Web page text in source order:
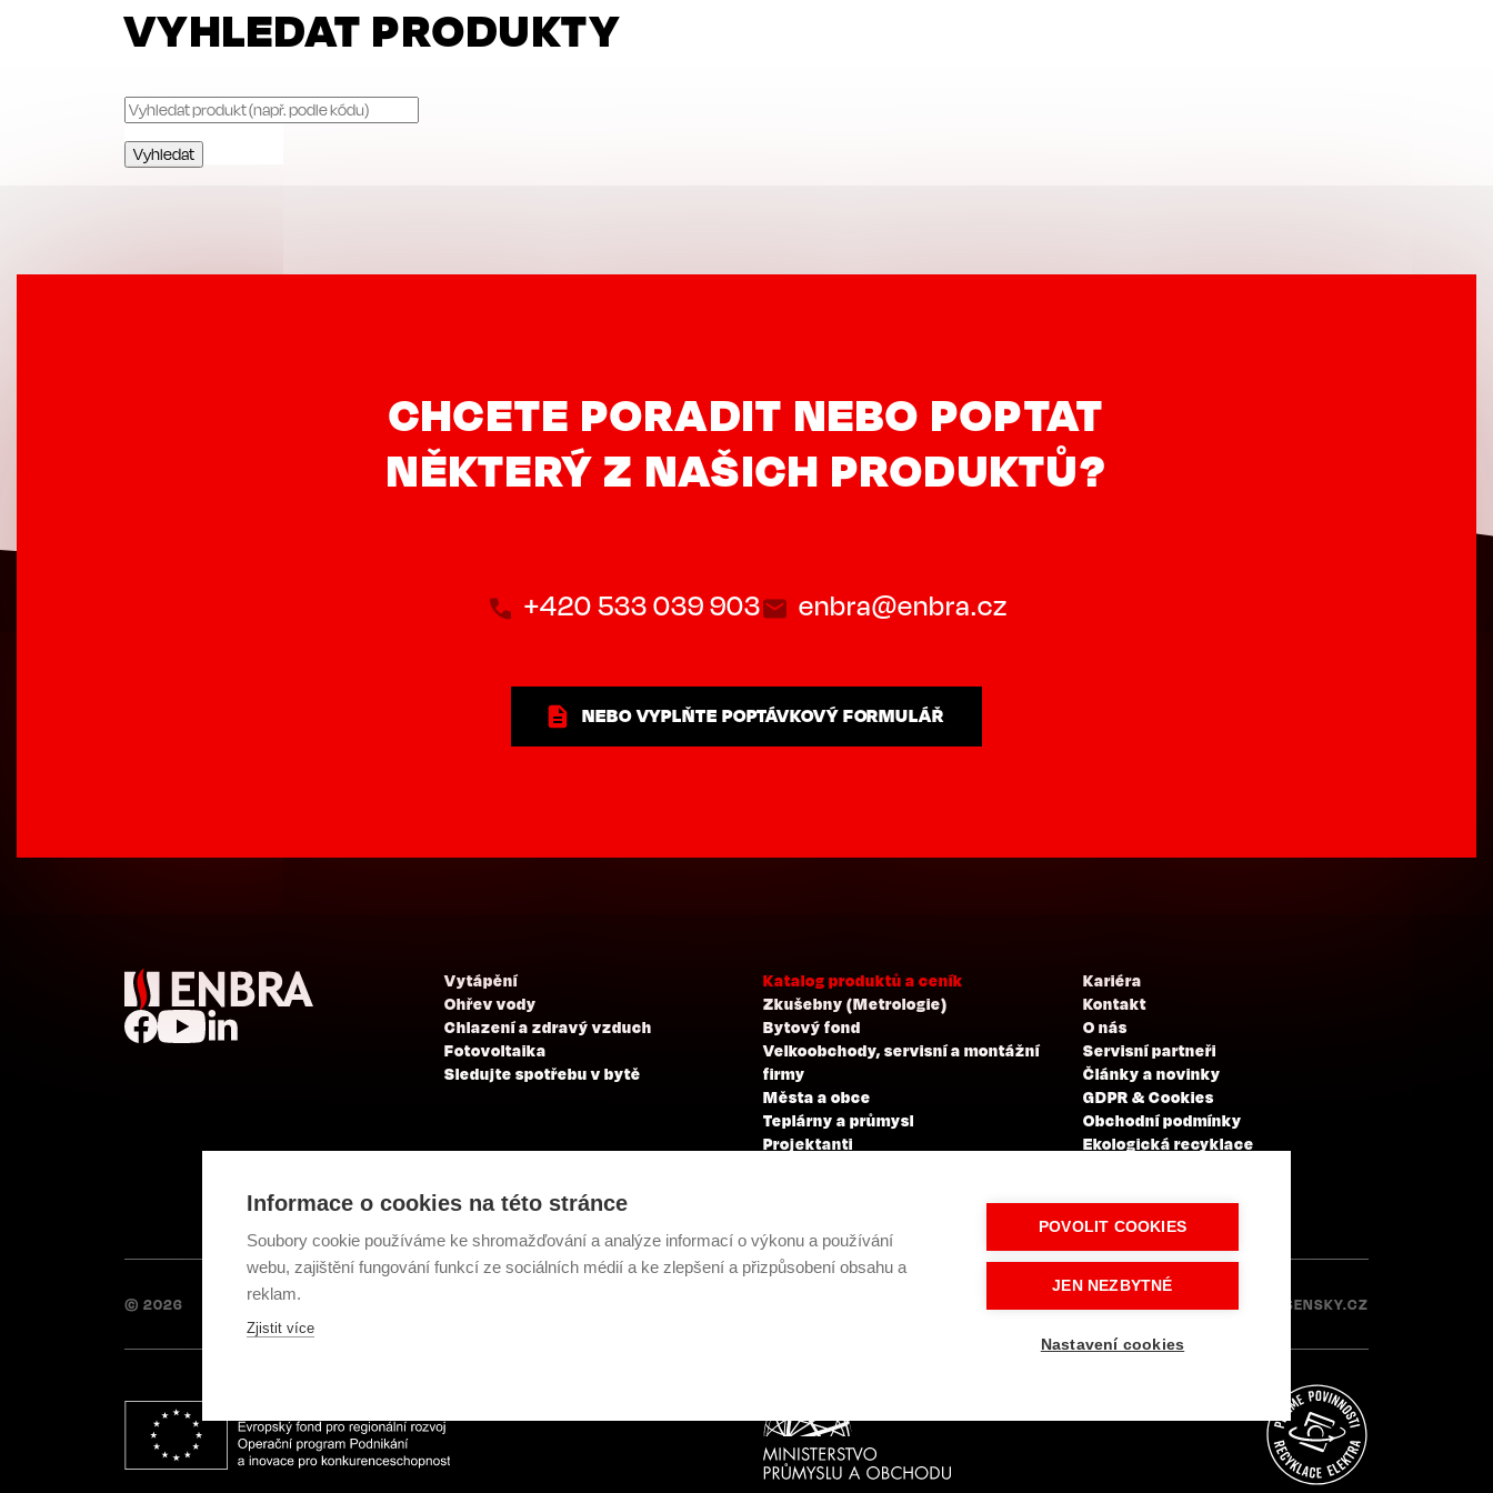
VYHLEDAT PRODUKTY
CHCETE PORADIT NEBO POPTAT
NĚKTERÝ Z NAŠICH PRODUKTŮ?
+420 533 039 903 enbra@enbra.cz
NEBO VYPLŇTE POPTÁVKOVÝ FORMULÁŘ
Vytápění
Ohřev vody
Chlazení a zdravý vzduch
Fotovoltaika
Sledujte spotřebu v bytě
Katalog produktů a ceník
Zkušebny (Metrologie)
Bytový fond
Velkoobchody, servisní a montážní
firmy
Města a obce
Teplárny a průmysl
Projektanti
Kariéra
Kontakt
O nás
Servisní partneři
Články a novinky
GDPR & Cookies
Obchodní podmínky
Ekologická recyklace
© 2026 LESENSKY.CZ
Informace o cookies na této stránce
Soubory cookie používáme ke shromažďování a analýze informací o výkonu a používání
webu, zajištění fungování funkcí ze sociálních médií a ke zlepšení a přizpůsobení obsahu a
reklam.
Zjistit více
POVOLIT COOKIES
JEN NEZBYTNÉ
Nastavení cookies